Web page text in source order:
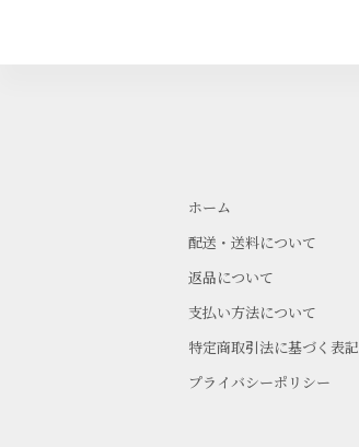
ホーム
配送・送料について
返品について
支払い方法について
特定商取引法に基づく表記
プライバシーポリシー